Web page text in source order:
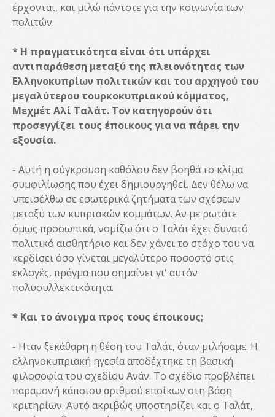
έρχονται, και μιλώ πάντοτε για την κοινωνία των
πολιτών.
* Η πραγματικότητα είναι ότι υπάρχει
αντιπαράθεση μεταξύ της πλειονότητας των
Ελληνοκυπρίων πολιτικών και του αρχηγού του
μεγαλύτερου τουρκοκυπριακού κόμματος,
Μεχμέτ Αλί Ταλάτ. Τον κατηγορούν ότι
προσεγγίζει τους έποικους για να πάρει την
εξουσία.
- Αυτή η σύγκρουση καθόλου δεν βοηθά το κλίμα
συμφιλίωσης που έχει δημιουργηθεί. Δεν θέλω να
υπεισέλθω σε εσωτερικά ζητήματα των σχέσεων
μεταξύ των κυπριακών κομμάτων. Αν με ρωτάτε
όμως προσωπικά, νομίζω ότι ο Ταλάτ έχει δυνατό
πολιτικό αισθητήριο και δεν χάνει το στόχο του να
κερδίσει όσο γίνεται μεγαλύτερο ποσοστό στις
εκλογές, πράγμα που σημαίνει γι' αυτόν
πολυσυλλεκτικότητα.
* Και το άνοιγμα προς τους έποικους;
- Ηταν ξεκάθαρη η θέση του Ταλάτ, όταν μιλήσαμε. Η
ελληνοκυπριακή ηγεσία αποδέχτηκε τη βασική
φιλοσοφία του σχεδίου Ανάν. Το σχέδιο προβλέπει
παραμονή κάποιου αριθμού εποίκων στη βάση
κριτηρίων. Αυτό ακριβώς υποστηρίζει και ο Ταλάτ,